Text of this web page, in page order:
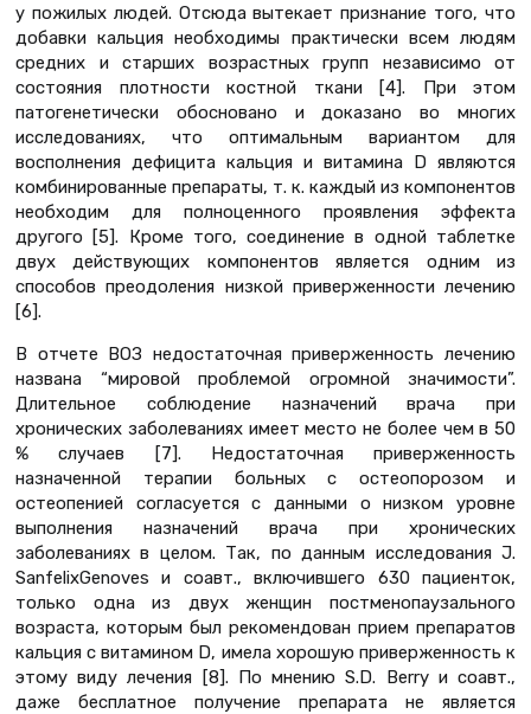
у пожилых людей. Отсюда вытекает признание того, что
добавки кальция необходимы практически всем людям
средних и старших возрастных групп независимо от
состояния плотности костной ткани [4]. При этом
патогенетически обосновано и доказано во многих
исследованиях, что оптимальным вариантом для
восполнения дефицита кальция и витамина D являются
комбинированные препараты, т. к. каждый из компонентов
необходим для полноценного проявления эффекта
другого [5]. Кроме того, соединение в одной таблетке
двух действующих компонентов является одним из
способов преодоления низкой приверженности лечению
[6].
В отчете ВОЗ недостаточная приверженность лечению
названа “мировой проблемой огромной значимости”.
Длительное соблюдение назначений врача при
хронических заболеваниях имеет место не более чем в 50
% случаев [7]. Недостаточная приверженность
назначенной терапии больных с остеопорозом и
остеопенией согласуется с данными о низком уровне
выполнения назначений врача при хронических
заболеваниях в целом. Так, по данным исследования J.
SanfelixGenoves и соавт., включившего 630 пациенток,
только одна из двух женщин постменопаузального
возраста, которым был рекомендован прием препаратов
кальция с витамином D, имела хорошую приверженность к
этому виду лечения [8]. По мнению S.D. Berry и соавт.,
даже бесплатное получение препарата не является